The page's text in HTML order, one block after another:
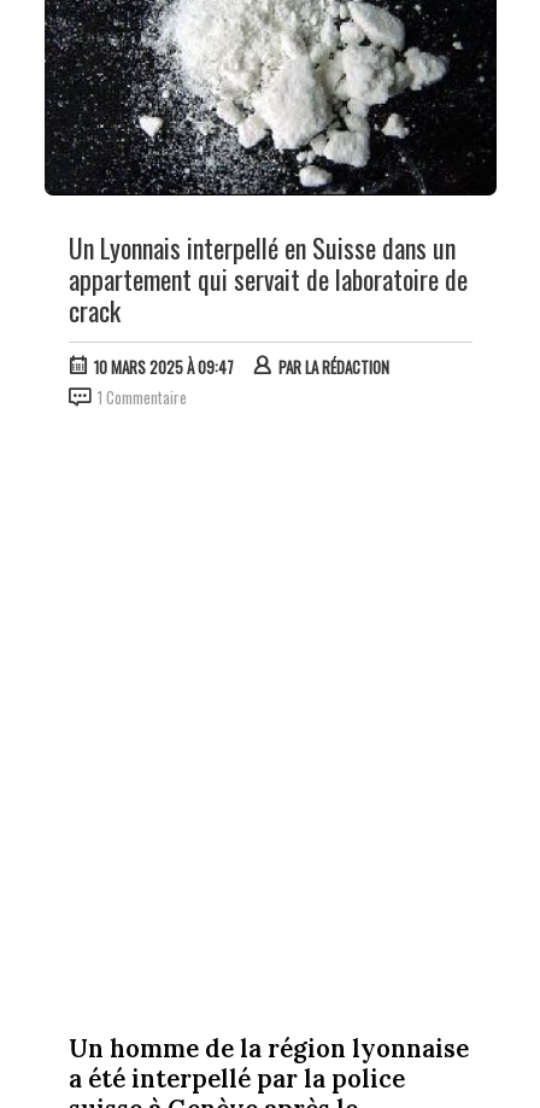
Un Lyonnais interpellé en Suisse dans un
appartement qui servait de laboratoire de
crack
10 MARS 2025 À 09:47 PARLA RÉDACTION
1 Commentaire
Un homme de la région lyonnaise
a été interpellé par la police